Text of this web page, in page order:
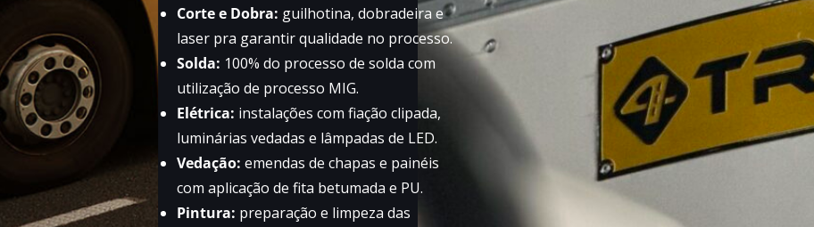
Corte e Dobra: guilhotina, dobradeira e
laser pra garantir qualidade no processo.
Solda: 100% do processo de solda com
utilização de processo MIG.
Elétrica: instalações com fiação clipada,
luminárias vedadas e lâmpadas de LED.
Vedação: emendas de chapas e painéis
com aplicação de fita betumada e PU.
Pintura: preparação e limpeza das